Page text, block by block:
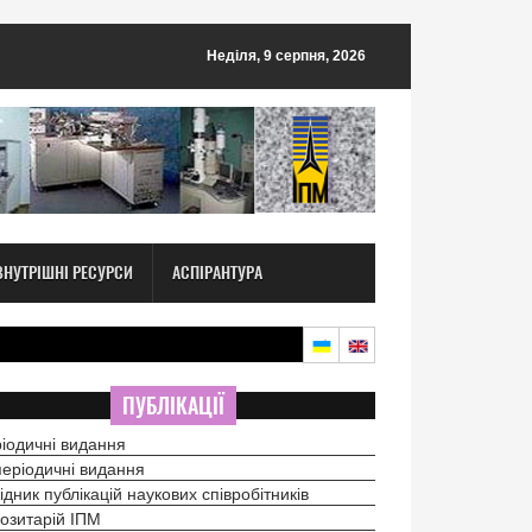
Неділя, 9 серпня, 2026
РЕСУРСИ АСПІРАНТУРА
ПУБЛІКАЦІЇ
видання
видання
публікацій наукових співробітників
ІПМ